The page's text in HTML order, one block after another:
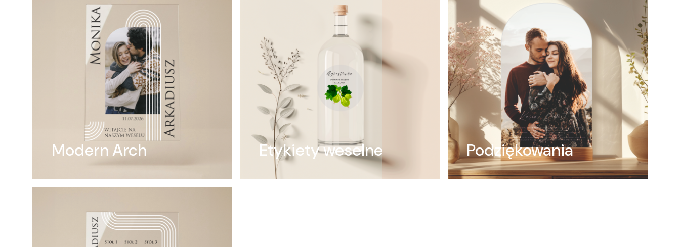
Modern Arch Etykiety weselne Podziękowania